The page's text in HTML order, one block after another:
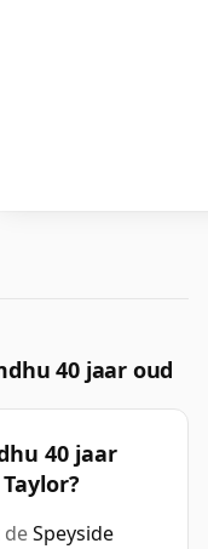
40 jaar oud
40 jaar
deSpeyside